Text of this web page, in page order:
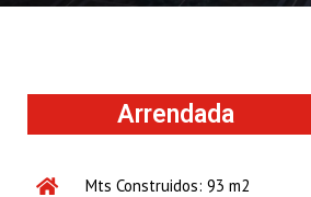
Arrendada
Mts Construidos: 93 m2